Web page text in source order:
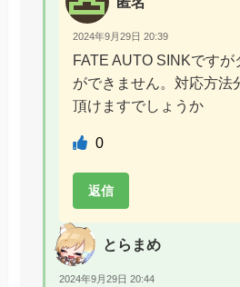
2024年9月29日 20:39
FATE AUTO SINKですが
ができません。対応方法
頂けますでしょうか
0
返信
とらまめ
2024年9月29日 20:44